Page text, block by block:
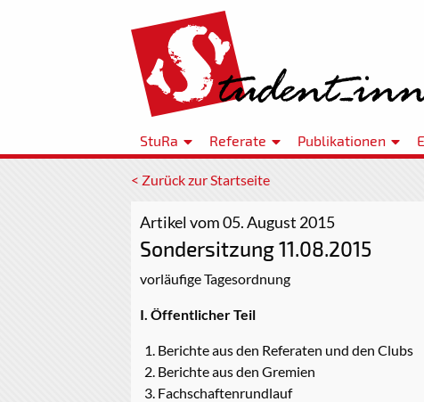
StuRa Referate Publikationen
< Zurück zur Startseite
Artikel vom 05. August 2015
Sondersitzung 11.08.2015
vorläufige Tagesordnung
I. Öffentlicher Teil
Berichte aus den Referaten und den Clubs
Berichte aus den Gremien
Fachschaftenrundlauf